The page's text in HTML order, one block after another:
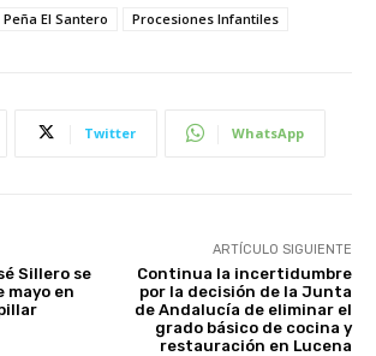
Peña El Santero Procesiones Infantiles
Twitter WhatsApp
Sillero se
mayo en
ARTÍCULO SIGUIENTE
Continua la incertidumbre
por la decisión de la Junta
de Andalucía de eliminar el
grado básico de cocina y
restauración en Lucena